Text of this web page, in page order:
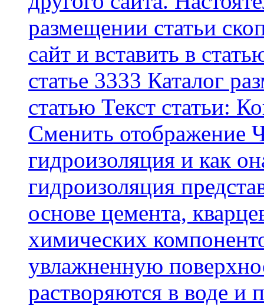
размещении статьи
сайт и вставить в
статье 3333 Каталог
статью Текст статьи:
Cменить отображение
гидроизоляция и как
гидроизоляция
основе цемента,
химических
увлажненную
растворяются в воде и